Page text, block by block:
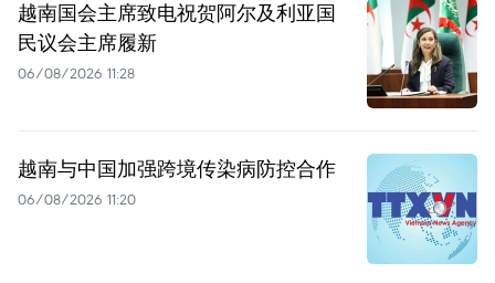
越南国会主席致电祝贺阿尔及利亚国
民议会主席履新
06/08/2026 11:28
越南与中国加强跨境传染病防控合作
06/08/2026 11:20